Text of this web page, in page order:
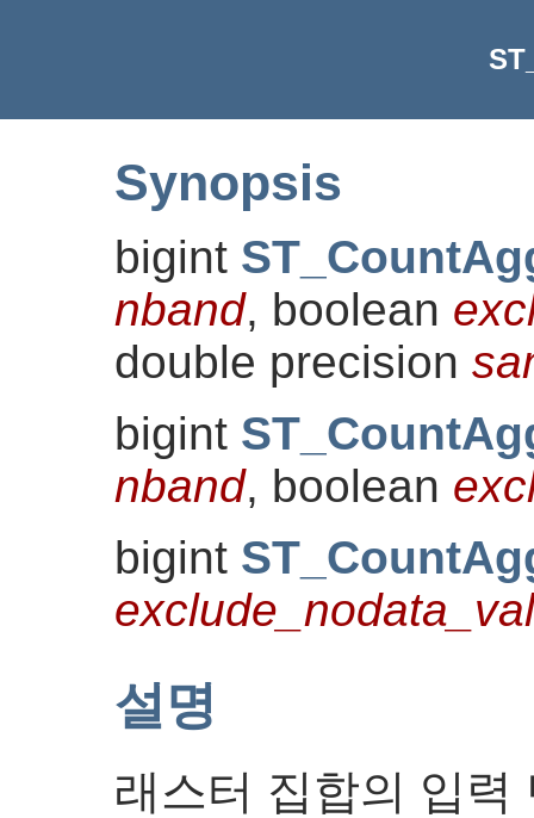
Synopsis
bigint
nband, boolean
double precision
bigint
nband, boolean
bigint
설명
래스터 집합의 입력